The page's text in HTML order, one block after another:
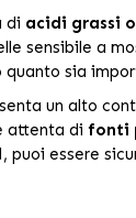
di acidi grassi
sensibile a
sia
un alto
attenta di fonti
essere